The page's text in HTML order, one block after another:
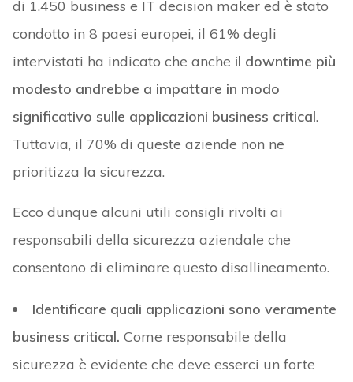
di 1.450 business e IT decision maker ed è stato
condotto in 8 paesi europei, il 61% degli
intervistati ha indicato che anche il downtime più
modesto andrebbe a impattare in modo
significativo sulle applicazioni business critical.
Tuttavia, il 70% di queste aziende non ne
prioritizza la sicurezza.
Ecco dunque alcuni utili consigli rivolti ai
responsabili della sicurezza aziendale che
consentono di eliminare questo disallineamento.
Identificare quali applicazioni sono veramente
business critical. Come responsabile della
sicurezza è evidente che deve esserci un forte